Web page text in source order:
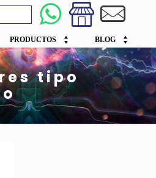
PRODUCTOS BLOG
tipo